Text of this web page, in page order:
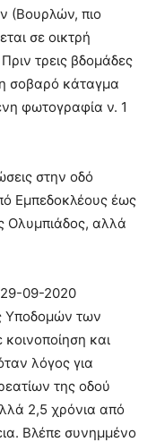
(Βουρλών, πιο
σε οικτρή
τρεις βδομάδες
σοβαρό κάταγμα
φωτογραφία ν. 1
στην οδό
Εμπεδοκλέους έως
Ολυμπιάδος, αλλά
29-09-2020
Υποδομών των
και
λόγος για
της οδού
2,5 χρόνια από
Βλέπε συνημμένο